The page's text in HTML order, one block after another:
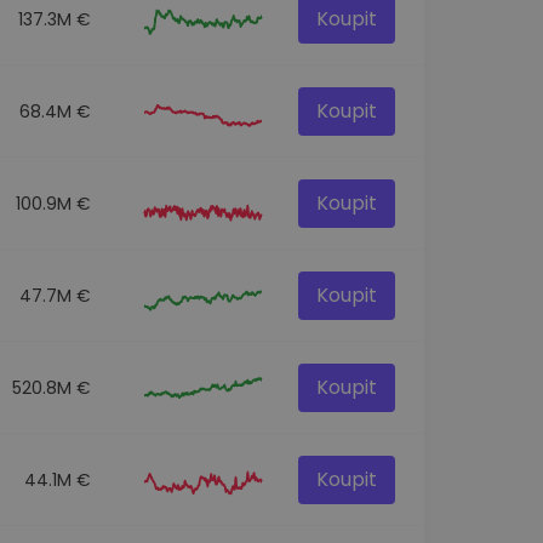
137.3M € Koupit
68.4M € Koupit
100.9M € Koupit
47.7M € Koupit
520.8M € Koupit
44.1M € Koupit